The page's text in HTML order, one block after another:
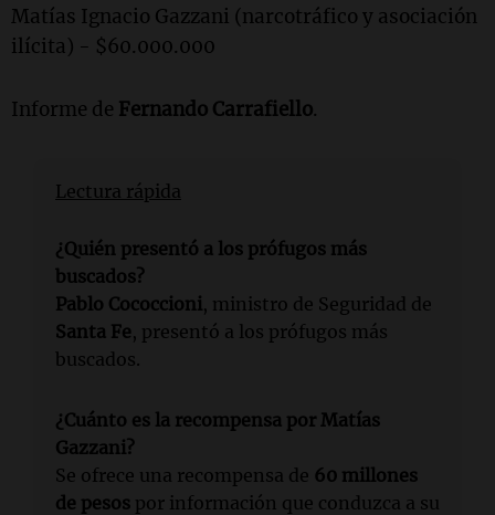
Matías Ignacio Gazzani (narcotráfico y asociación
ilícita) - $60.000.000
Informe de Fernando Carrafiello.
Lectura rápida
¿Quién presentó a los prófugos más
buscados?
Pablo Cococcioni, ministro de Seguridad de
Santa Fe, presentó a los prófugos más
buscados.
¿Cuánto es la recompensa por Matías
Gazzani?
Se ofrece una recompensa de 60 millones
de pesos por información que conduzca a su